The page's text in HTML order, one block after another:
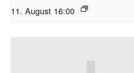
11. August 16:00